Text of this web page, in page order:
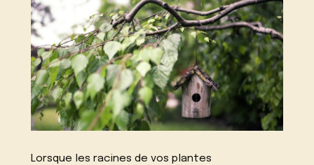
Lorsque les racines de vos plantes